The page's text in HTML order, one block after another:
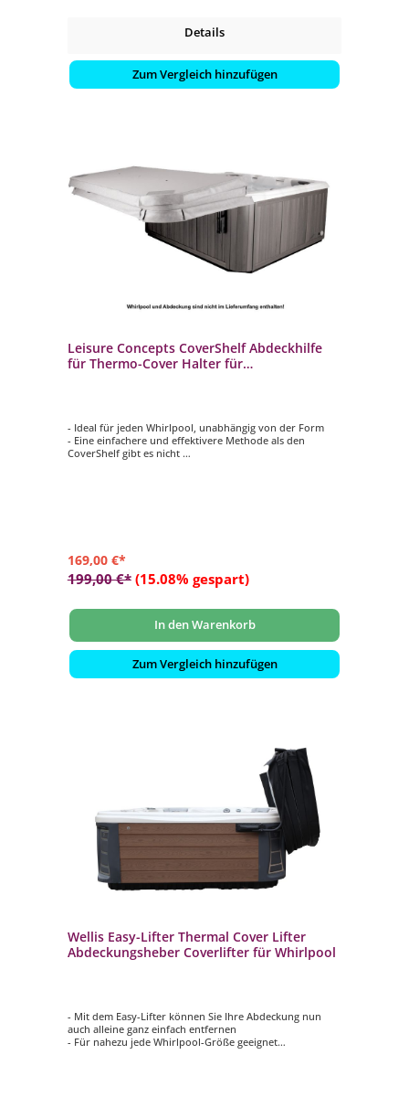
Details
Zum Vergleich hinzufügen
Leisure Concepts CoverShelf Abdeckhilfe
für Thermo-Cover Halter für
- Ideal für jeden Whirlpool, unabhängig von der Form
- Eine einfachere und effektivere Methode als den
CoverShelf gibt es nicht
169,00 €*
199,00 €* (15.08% gespart)
In den Warenkorb
Zum Vergleich hinzufügen
Wellis Easy-Lifter Thermal Cover Lifter
Abdeckungsheber Coverlifter für Whirlpool
- Mit dem Easy-Lifter können Sie Ihre Abdeckung nun
auch alleine ganz einfach entfernen
- Für nahezu jede Whirlpool-Größe geeignet